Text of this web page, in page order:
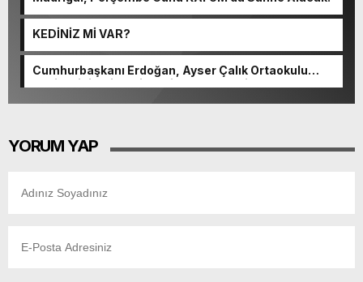
KEDİNİZ Mİ VAR?
Cumhurbaşkanı Erdoğan, Ayser Çalık Ortaokulu
Şehitlerinin Aileleriyle Bir Araya Geldi.
YORUM YAP